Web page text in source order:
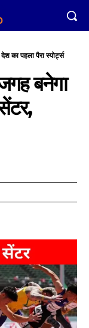
पहला पैरा स्पोर्ट्स
बनेगा